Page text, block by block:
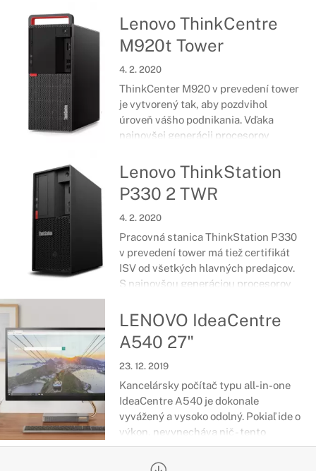
ktorým budete pripravený na každú
hru. Nechajte sa uniesť pohlcujúcim
hier.
Lenovo ThinkCentre
M920t Tower
4. 2. 2020
ThinkCenter M920 v prevedení tower
je vytvorený tak, aby pozdvihol
úroveň vášho podnikania. Vďaka
najnovšej generácii procesorov
grafike s podporou virtuálnej reality
zvýši toto zariadenie vašu
produktivitu.
Lenovo ThinkStation
P330 2 TWR
4. 2. 2020
Pracovná stanica ThinkStation P330
v prevedení tower má tiež certifikát
ISV od všetkých hlavných predajcov.
S najnovšou generáciou procesorov
Optane™, grafikou NVIDIA® Quadro®
a certifikátom pre podporu virtuálnej
reality.
LENOVO IdeaCentre
A540 27"
23. 12. 2019
Kancelársky počítač typu all-in-one
IdeaCentre A540 je dokonale
vyvážený a vysoko odolný. Pokiaľ ide o
výkon, nevynecháva nič - tento
počítač typu all-in-one je vítaný
doplnok do akéhokoľvek domova